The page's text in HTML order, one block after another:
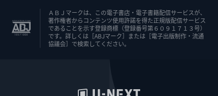
ＡＢＪマークは、この電子書店・電子書籍配信サービスが、
著作権者からコンテンツ使用許諾を得た正規版配信サービス
であることを示す登録商標（登録番号第６０９１７１３号）
です。詳しくは［ABJマーク］または［電子出版制作・流通
協議会］で検索してください。